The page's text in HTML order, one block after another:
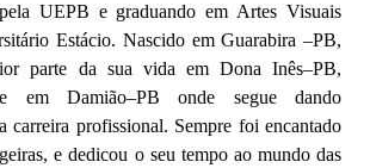
UEPB e graduando em Artes Visuais
Estácio. Nascido em Guarabira –PB,
parte da sua vida em Dona Inês–PB,
em Damião–PB onde segue dando
carreira profissional. Sempre foi encantado
e dedicou o seu tempo ao mundo das